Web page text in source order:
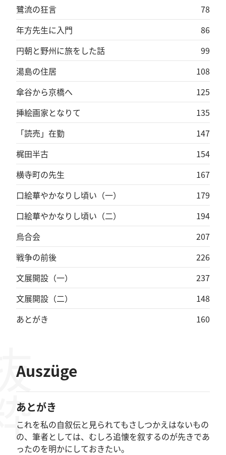
鷺流の狂言
78
年方先生に入門
86
円朝と野州に旅をした話
99
湯島の住居
108
傘谷から京橋へ
125
挿絵画家となりて
135
「読売」在勤
147
梶田半古
154
横寺町の先生
167
口絵華やかなりし頃い（一）
179
口絵華やかなりし頃い（二）
194
烏合会
207
戦争の前後
226
文展開設（一）
237
文展開設（二）
148
あとがき
160
Auszüge
あとがき
これを私の自叙伝と見られてもさしつかえはないもの
の、筆者としては、むしろ追懐を叙するのが先きであ
ったのを明かにしておきたい。